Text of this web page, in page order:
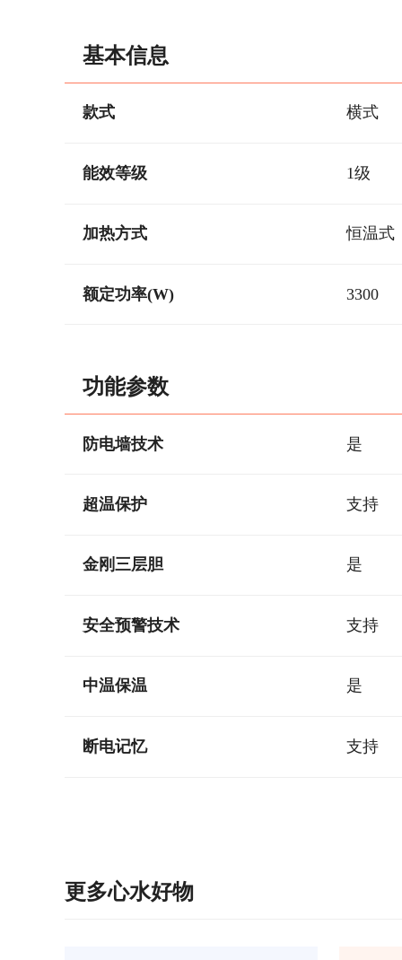
基本信息
款式 横式
能效等级 1级
加热方式 恒温式
额定功率(W) 3300
功能参数
防电墙技术 是
超温保护 支持
金刚三层胆 是
安全预警技术 支持
中温保温 是
断电记忆 支持
更多心水好物